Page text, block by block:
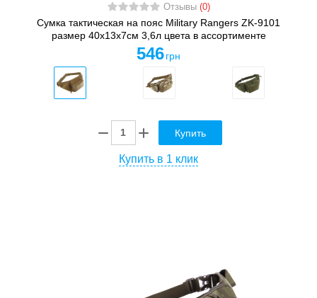
Отзывы (0)
Сумка тактическая на пояс Military Rangers ZK-9101
размер 40х13х7см 3,6л цвета в ассортименте
546 грн
Купить
Купить в 1 клик